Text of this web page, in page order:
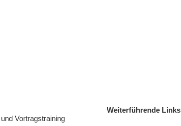
Vortragstraining
Weiterführende Links